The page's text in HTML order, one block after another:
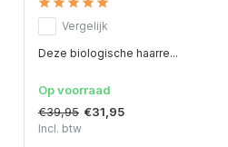
Vergelijk
Deze biologische haarre...
Op voorraad
€39,95 €31,95
Incl. btw